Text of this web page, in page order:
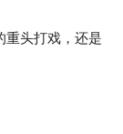
重头打戏，还是